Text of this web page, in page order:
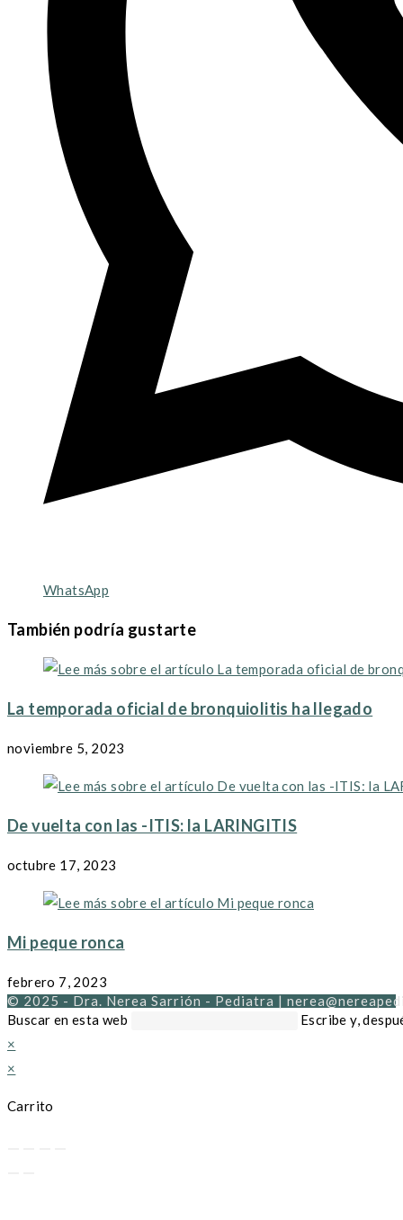
WhatsApp
También podría gustarte
La temporada oficial de bronquiolitis ha llegado
noviembre 5, 2023
De vuelta con las -ITIS: la LARINGITIS
octubre 17, 2023
Mi peque ronca
febrero 7, 2023
© 2025 - Dra. Nerea Sarrión - Pediatra |
Buscar en esta web
Escribe y,
×
×
Carrito